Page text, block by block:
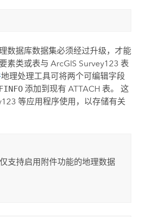
数据库数据集必须经过升级，才能
素类或表与 ArcGIS Survey123 表
地理处理工具可将两个可编辑字段
添加到现有 ATTACH 表。 这
等应用程序使用，以存储有关
支持启用附件功能的地理数据